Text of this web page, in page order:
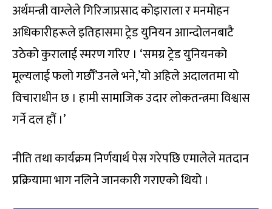
अर्थमन्त्री वाग्लेले गिरिजाप्रसाद कोइाराला र मनमोहन
अधिकारीहरूले इतिहासमा ट्रेड युनियन आान्दोलनबाटै
उठेको कुरालाई स्मरण गरिए । ‘समग्र ट्रेड युनियनको
मूल्यलाई फलो गर्छौं’उनले भने,’यो अहिले अदालतमा यो
विचाराधीन छ । हामी सामाजिक उदार लोकतन्त्रमा विश्वास
गर्ने दल हौं ।’
नीति तथा कार्यक्रम निर्णयार्थ पेस गरेपछि एमालेले मतदान
प्रक्रियामा भाग नलिने जानकारी गराएको थियो ।